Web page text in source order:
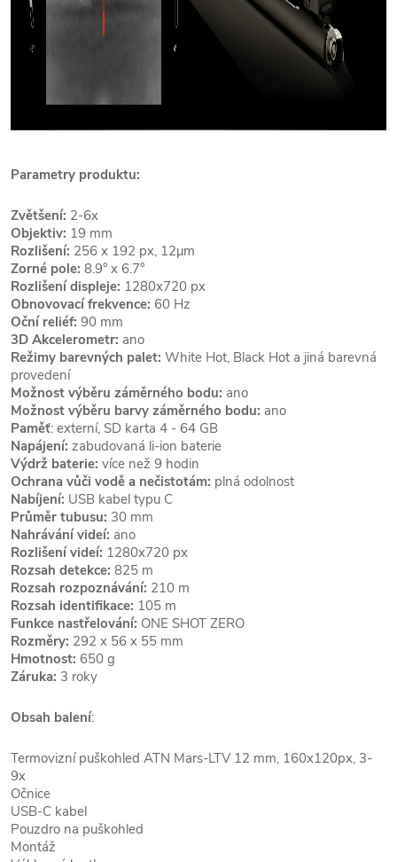
Parametry produktu:
Zvětšení: 2-6x
Objektiv: 19 mm
Rozlišení: 256 x 192 px, 12µm
Zorné pole: 8.9° x 6.7°
Rozlišení displeje: 1280x720 px
Obnovovací frekvence: 60 Hz
Oční reliéf: 90 mm
3D Akcelerometr: ano
Režimy barevných palet: White Hot, Black Hot a jiná barevná
provedení
Možnost výběru záměrného bodu: ano
Možnost výběru barvy záměrného bodu: ano
Paměť: externí, SD karta 4 - 64 GB
Napájení: zabudovaná li-ion baterie
Výdrž baterie: více než 9 hodin
Ochrana vůči vodě a nečistotám: plná odolnost
Nabíjení: USB kabel typu C
Průměr tubusu: 30 mm
Nahrávání videí: ano
Rozlišení videí: 1280x720 px
Rozsah detekce: 825 m
Rozsah rozpoznávání: 210 m
Rozsah identifikace: 105 m
Funkce nastřelování: ONE SHOT ZERO
Rozměry: 292 x 56 x 55 mm
Hmotnost: 650 g
Záruka: 3 roky
Obsah balení:
Termovizní puškohled ATN Mars-LTV 12 mm, 160x120px, 3-
9x
Očnice
USB-C kabel
Pouzdro na puškohled
Montáž